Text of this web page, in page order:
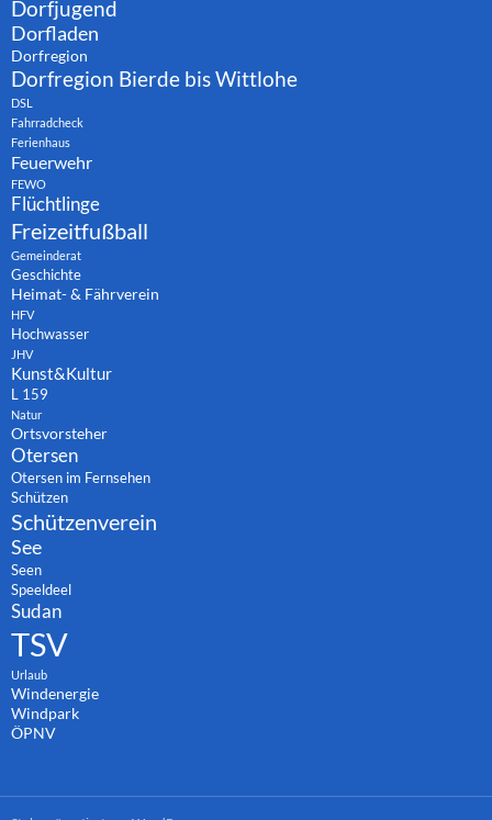
Dorfjugend
Dorfladen
Dorfregion
Dorfregion Bierde bis Wittlohe
DSL
Fahrradcheck
Ferienhaus
Feuerwehr
FEWO
Flüchtlinge
Freizeitfußball
Gemeinderat
Geschichte
Heimat- & Fährverein
HFV
Hochwasser
JHV
Kunst&Kultur
L 159
Natur
Ortsvorsteher
Otersen
Otersen im Fernsehen
Schützen
Schützenverein
See
Seen
Speeldeel
Sudan
TSV
Urlaub
Windenergie
Windpark
ÖPNV